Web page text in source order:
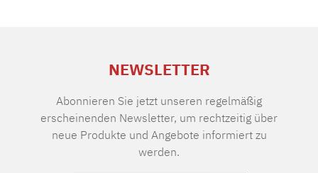
NEWSLETTER
Abonnieren Sie jetzt unseren regelmäßig
erscheinenden Newsletter, um rechtzeitig über
neue Produkte und Angebote informiert zu
werden.